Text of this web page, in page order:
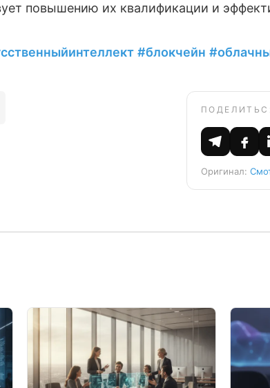
повышению их квалификации и
#блокчейн
Оригинал: